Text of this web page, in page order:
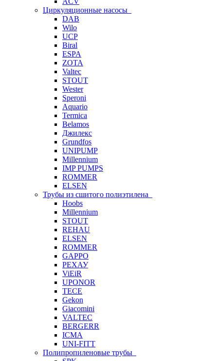
Циркуляционные насосы
DAB
Wilo
UCP
Biral
ESPA
ZOTA
Valtec
STOUT
Wester
Speroni
Aquario
Termica
Belamos
Джилекс
Grundfos
UNIPUMP
Millennium
IMP PUMPS
ROMMER
ELSEN
Трубы из сшитого полиэтилена
Hoobs
Millennium
STOUT
REHAU
ELSEN
ROMMER
GAPPO
РЕХАУ
ViEiR
UPONOR
TECE
Gekon
Giacomini
VALTEC
BERGERR
ICMA
UNI-FITT
Полипропиленовые трубы